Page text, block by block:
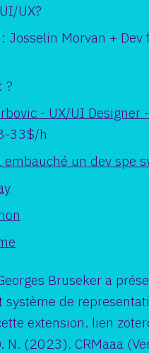
UX?
Josselin Morvan +
?
- UX/UI Designer
33$/h
embauché un dev spe
Bruseker a
système de
extension. lien
N. (2023). CRMaaa